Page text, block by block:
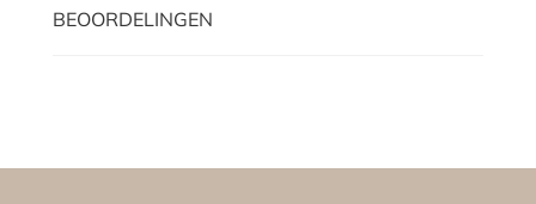
BEOORDELINGEN